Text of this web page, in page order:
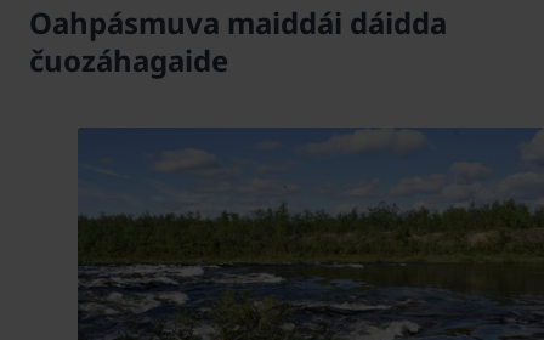
Oahpásmuva maiddái dáidda
čuozáhagaide